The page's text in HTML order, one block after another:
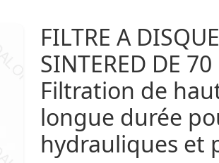
FILTRE A
SINTERED DE
Filtration de
longue durée
hydrauliques et